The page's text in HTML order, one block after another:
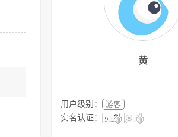
黄
用户级别：
游客
实名认证：